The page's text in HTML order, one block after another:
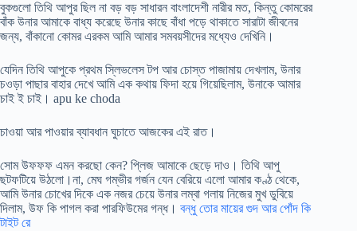
বুকগুলো তিথি আপুর ছিল না বড় বড় সাধারন বাংলাদেশী নারীর মত, কিন্তু কোমরের
বাঁক উনার আমাকে বাধ্য করেছে উনার কাছে বাঁধা পড়ে থাকাতে সারাটা জীবনের
জন্য, বাঁকানো কোমর এরকম আমি আমার সমবয়সীদের মধ্যেও দেখিনি।
যেদিন তিথি আপুকে প্রথম স্লিভলেস টপ আর চোস্ত পাজামায় দেখলাম, উনার
চওড়া পাছার বাহার দেখে আমি এক কথায় ফিদা হয়ে গিয়েছিলাম, উনাকে আমার
চাই ই চাই। apu ke choda
চাওয়া আর পাওয়ার ব্যাবধান ঘুচাতে আজকের এই রাত।
সোম উফফফ এমন করছো কেন? প্লিজ আমাকে ছেড়ে দাও। তিথি আপু
ছটফটিয়ে উঠলো।না, মেঘ গম্ভীর গর্জন যেন বেরিয়ে এলো আমার কণ্ঠ থেকে,
আমি উনার চোখের দিকে এক নজর চেয়ে উনার লম্বা গলায় নিজের মুখ ডুবিয়ে
দিলাম, উফ কি পাগল করা পারফিউমের গন্ধ। বন্ধু তোর মায়ের গুদ আর পোঁদ কি
টাইট রে